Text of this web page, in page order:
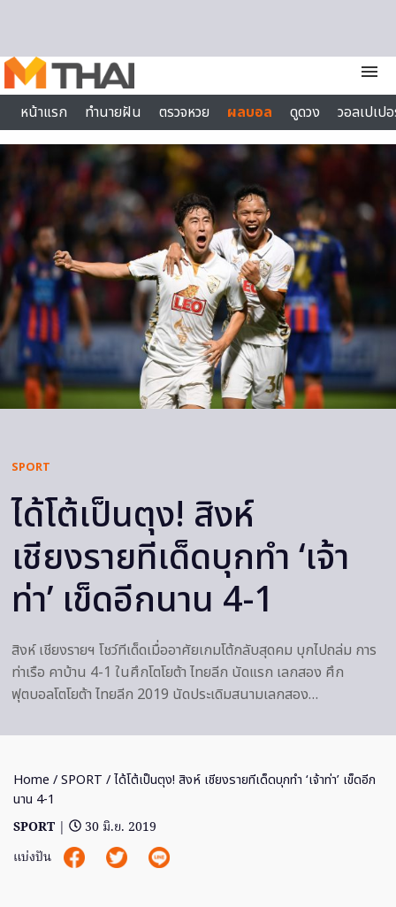
menu
หน้าแรก
ทำนายฝัน ตรวจหวย ผลบอล ดูดวง
วอลเปเป
ไลฟ์สไตล์
SPORT
ได้โต้เป็นตุง! สิงห์
เชียงรายทีเด็ดบุกทำ ‘เจ้า
ท่า’ เข็ดอีกนาน 4-1
สิงห์ เชียงรายฯ โชว์ทีเด็ดเมื่ออาศัยเกมโต้กลับสุดคม บุกไปถล่ม การ
ท่าเรือ คาบ้าน 4-1 ในศึกโตโยต้า ไทยลีก นัดแรก เลกสอง ศึก
ฟุตบอลโตโยต้า ไทยลีก 2019 นัดประเดิมสนามเลกสอง…
Home /SPORT / ได้โต้เป็นตุง! สิงห์ เชียงรายทีเด็ดบุกทำ ‘เจ้าท่า’ เข็ดอีก
นาน 4-1
SPORT |
30 มิ.ย. 2019
แบ่งปัน